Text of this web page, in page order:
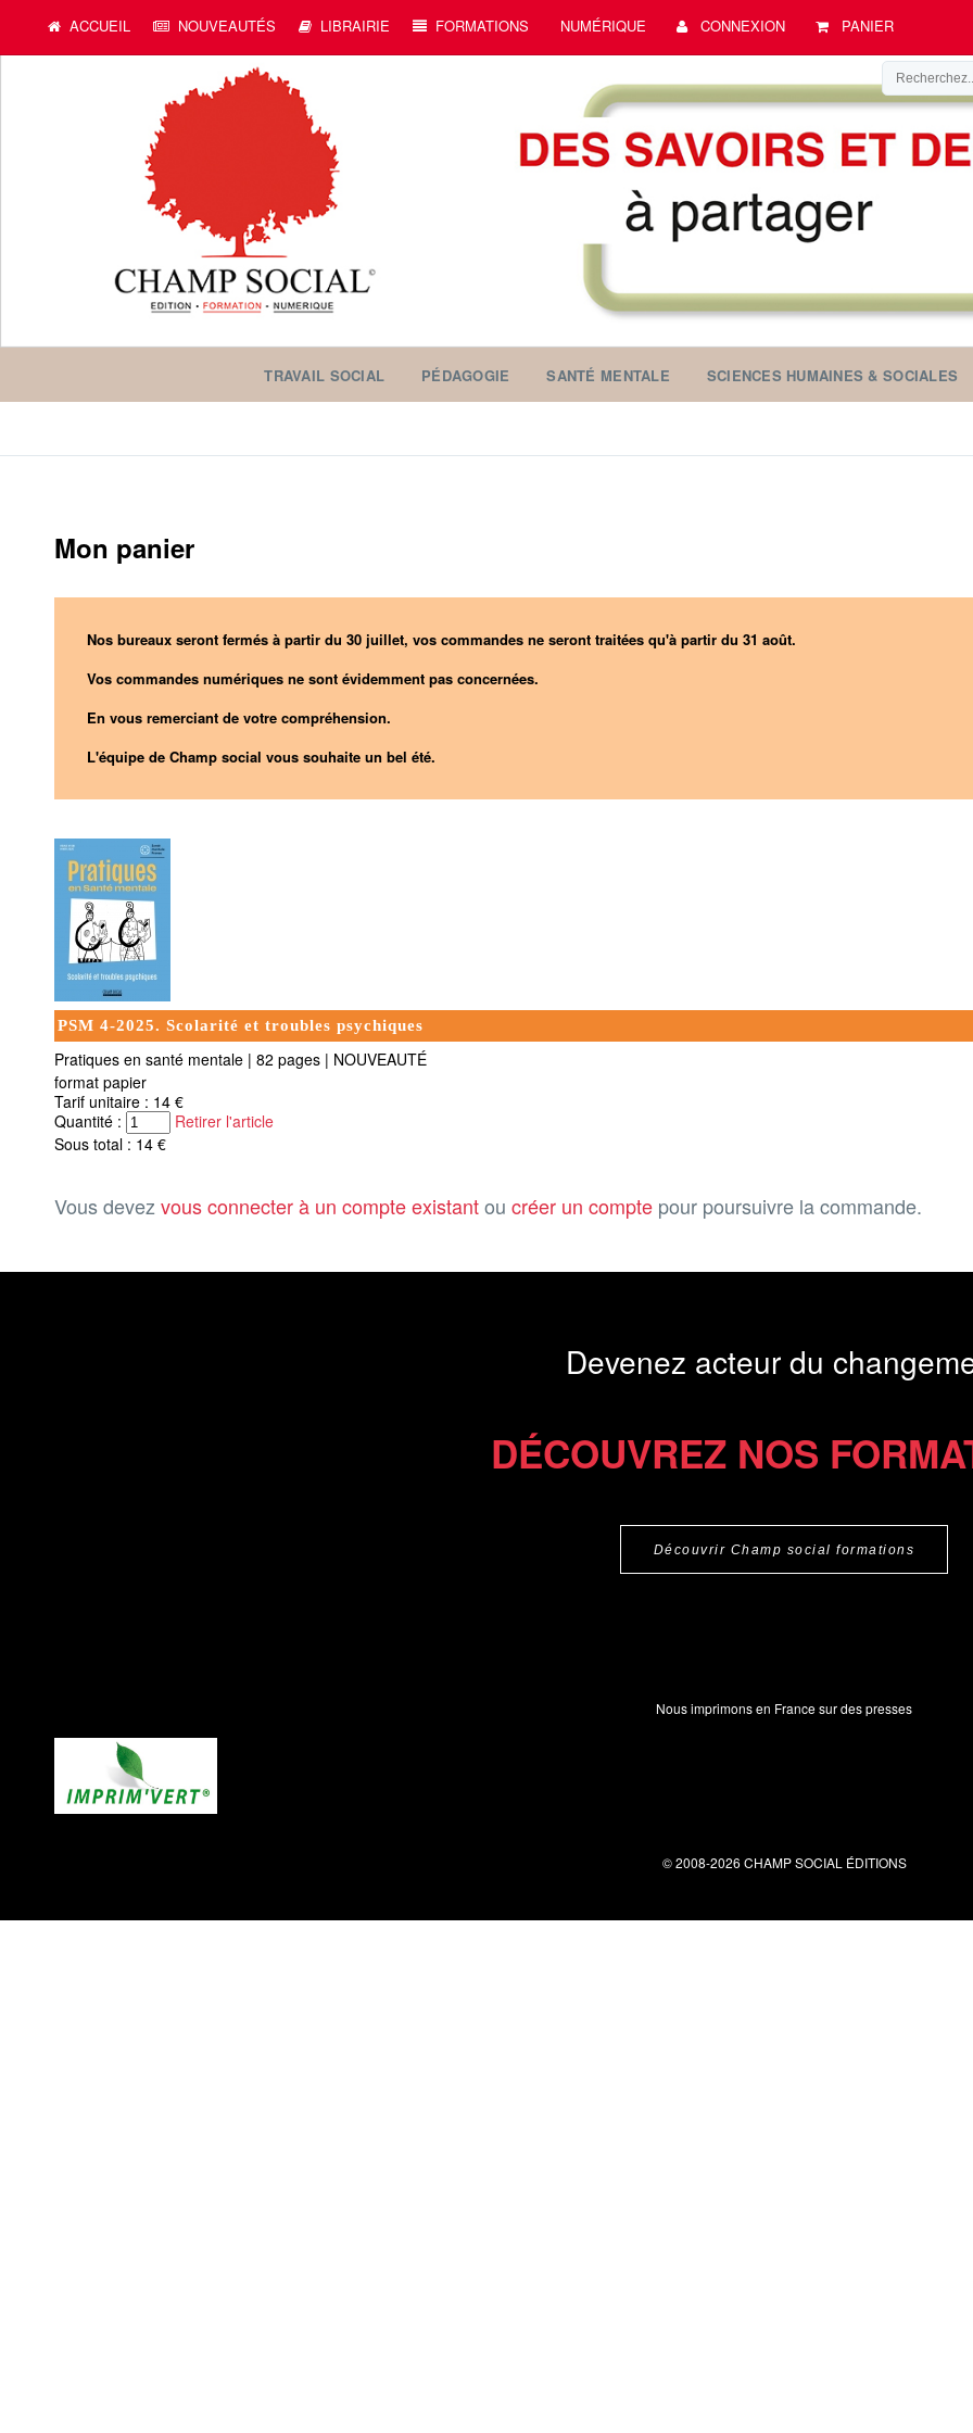
ACCUEIL NOUVEAUTÉS LIBRAIRIE FORMATIONS NUMÉRIQUE CONNEXION PANIER
TRAVAIL SOCIAL PÉDAGOGIE SANTÉ MENTALE SCIENCES HUMAINES & SOCIALES
Mon panier
Nos bureaux seront fermés à partir du 30 juillet, vos commandes ne seront traitées qu'à partir du 31 août.
Vos commandes numériques ne sont évidemment pas concernées.
En vous remerciant de votre compréhension.
L'équipe de Champ social vous souhaite un bel été.
PSM 4-2025. Scolarité et troubles psychiques
Pratiques en santé mentale | 82 pages | NOUVEAUTÉ
format papier
Tarif unitaire : 14 €
Quantité :
Retirer l'article
Sous total : 14 €
Vous devezvous connecter à un compte existantou créer un compte pour poursuivre la commande.
Devenez acteur du
DÉCOUVREZ NOS
Découvrir Champ social formations
Nous imprimons en France sur des presses
© 2008-2026 CHAMP SOCIAL ÉDITIONS